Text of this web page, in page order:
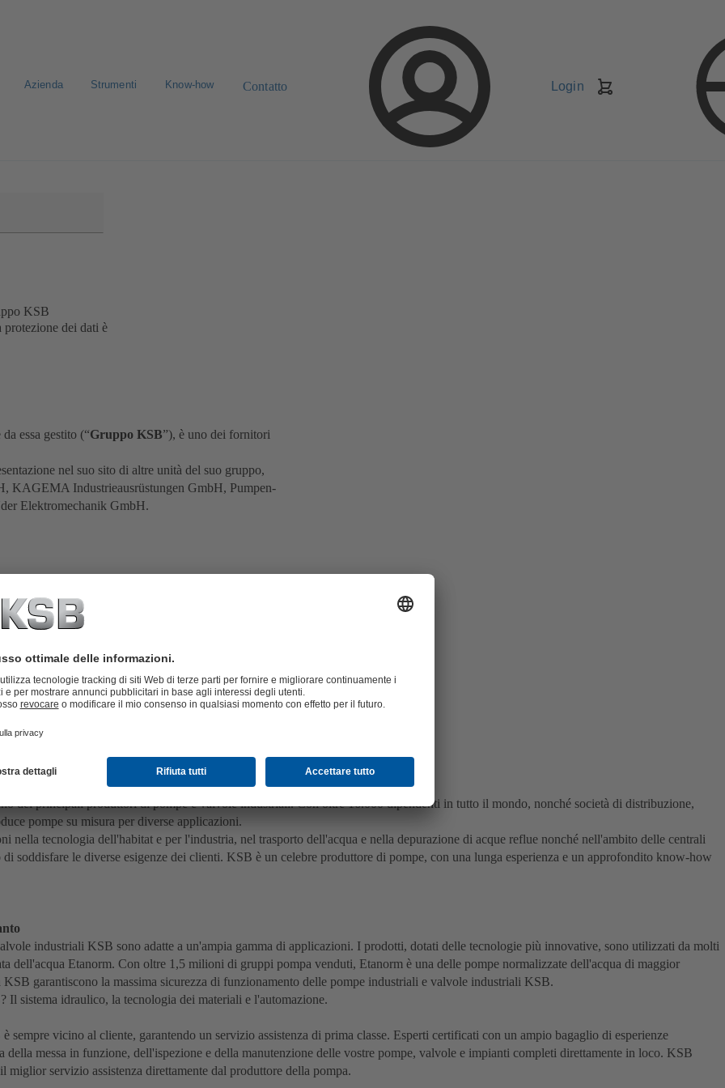
Azienda Strumenti Know-how Contatto Login
KSB
protezione dei dati è
essa gestito (“Gruppo KSB”), è uno dei fornitori
nel suo sito di altre unità del suo gruppo,
KAGEMA Industrieausrüstungen GmbH, Pumpen-
Elektromechanik GmbH.
dati del
dei principali produttori di pompe e valvole industriali. Con oltre 16.000 dipendenti in tutto il mondo, nonché società di distribuzione,
pompe su misura per diverse applicazioni.
nella tecnologia dell'habitat e per l'industria, nel trasporto dell'acqua e nella depurazione di acque reflue nonché nell'ambito delle centrali
soddisfare le diverse esigenze dei clienti. KSB è un celebre produttore di pompe, con una lunga esperienza e un approfondito know-how
industriali KSB sono adatte a un'ampia gamma di applicazioni. I prodotti, dotati delle tecnologie più innovative, sono utilizzati da molti
dell'acqua Etanorm. Con oltre 1,5 milioni di gruppi pompa venduti, Etanorm è una delle pompe normalizzate dell'acqua di maggior
garantiscono la massima sicurezza di funzionamento delle pompe industriali e valvole industriali KSB.
Il sistema idraulico, la tecnologia dei materiali e l'automazione.
vicino al cliente, garantendo un servizio assistenza di prima classe. Esperti certificati con un ampio bagaglio di esperienze
messa in funzione, dell'ispezione e della manutenzione delle vostre pompe, valvole e impianti completi direttamente in loco. KSB
servizio assistenza direttamente dal produttore della pompa.